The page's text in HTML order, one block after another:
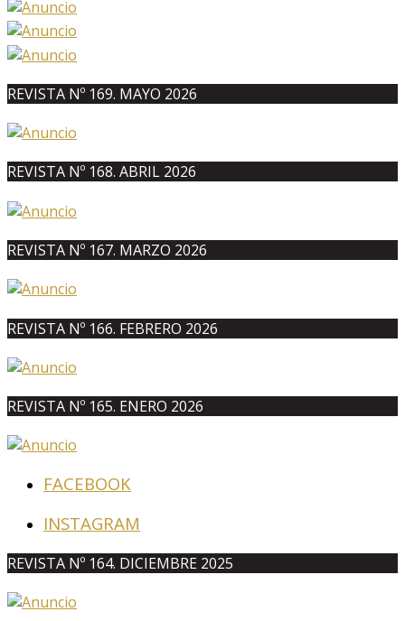
REVISTA Nº 169. MAYO 2026
REVISTA Nº 168. ABRIL 2026
REVISTA Nº 167. MARZO 2026
REVISTA Nº 166. FEBRERO 2026
REVISTA Nº 165. ENERO 2026
FACEBOOK
INSTAGRAM
REVISTA Nº 164. DICIEMBRE 2025